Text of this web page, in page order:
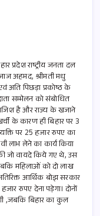
प्रदेश राष्ट्रीय जनता दल
अहमद, श्रीमती मधु
अति पिछड़ा प्रकोष्ठ के
सम्मेलन को संबोधित
है और राज्य के खजाने
के कारण ही बिहार पर 3
पर 25 हजार रुपए का
लाभ लेने का कार्य किया
जो वायदे किये गए थे, उस
महिलाओं को दो लाख
आर्थिक बोझ सरकार
रुपए देना पड़ेगा। दोनों
,जबकि बिहार का कुल